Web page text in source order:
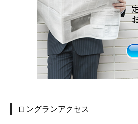
ロングランアクセス